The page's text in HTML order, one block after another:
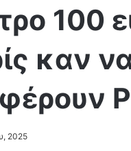
100
καν
2025